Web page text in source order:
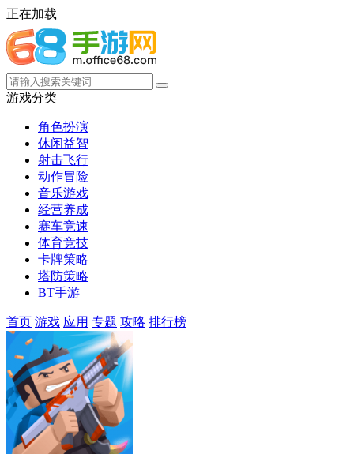
正在加载
游戏分类
角色扮演
休闲益智
射击飞行
动作冒险
音乐游戏
经营养成
赛车竞速
体育竞技
卡牌策略
塔防策略
BT手游
首页 游戏 应用 专题 攻略 排行榜